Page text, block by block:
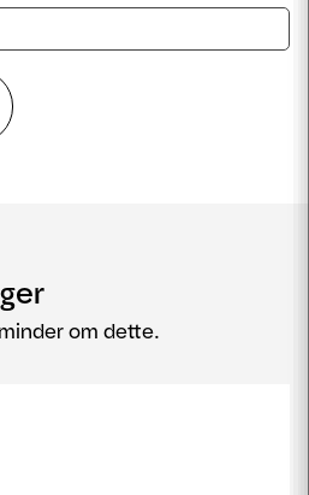
om dette.